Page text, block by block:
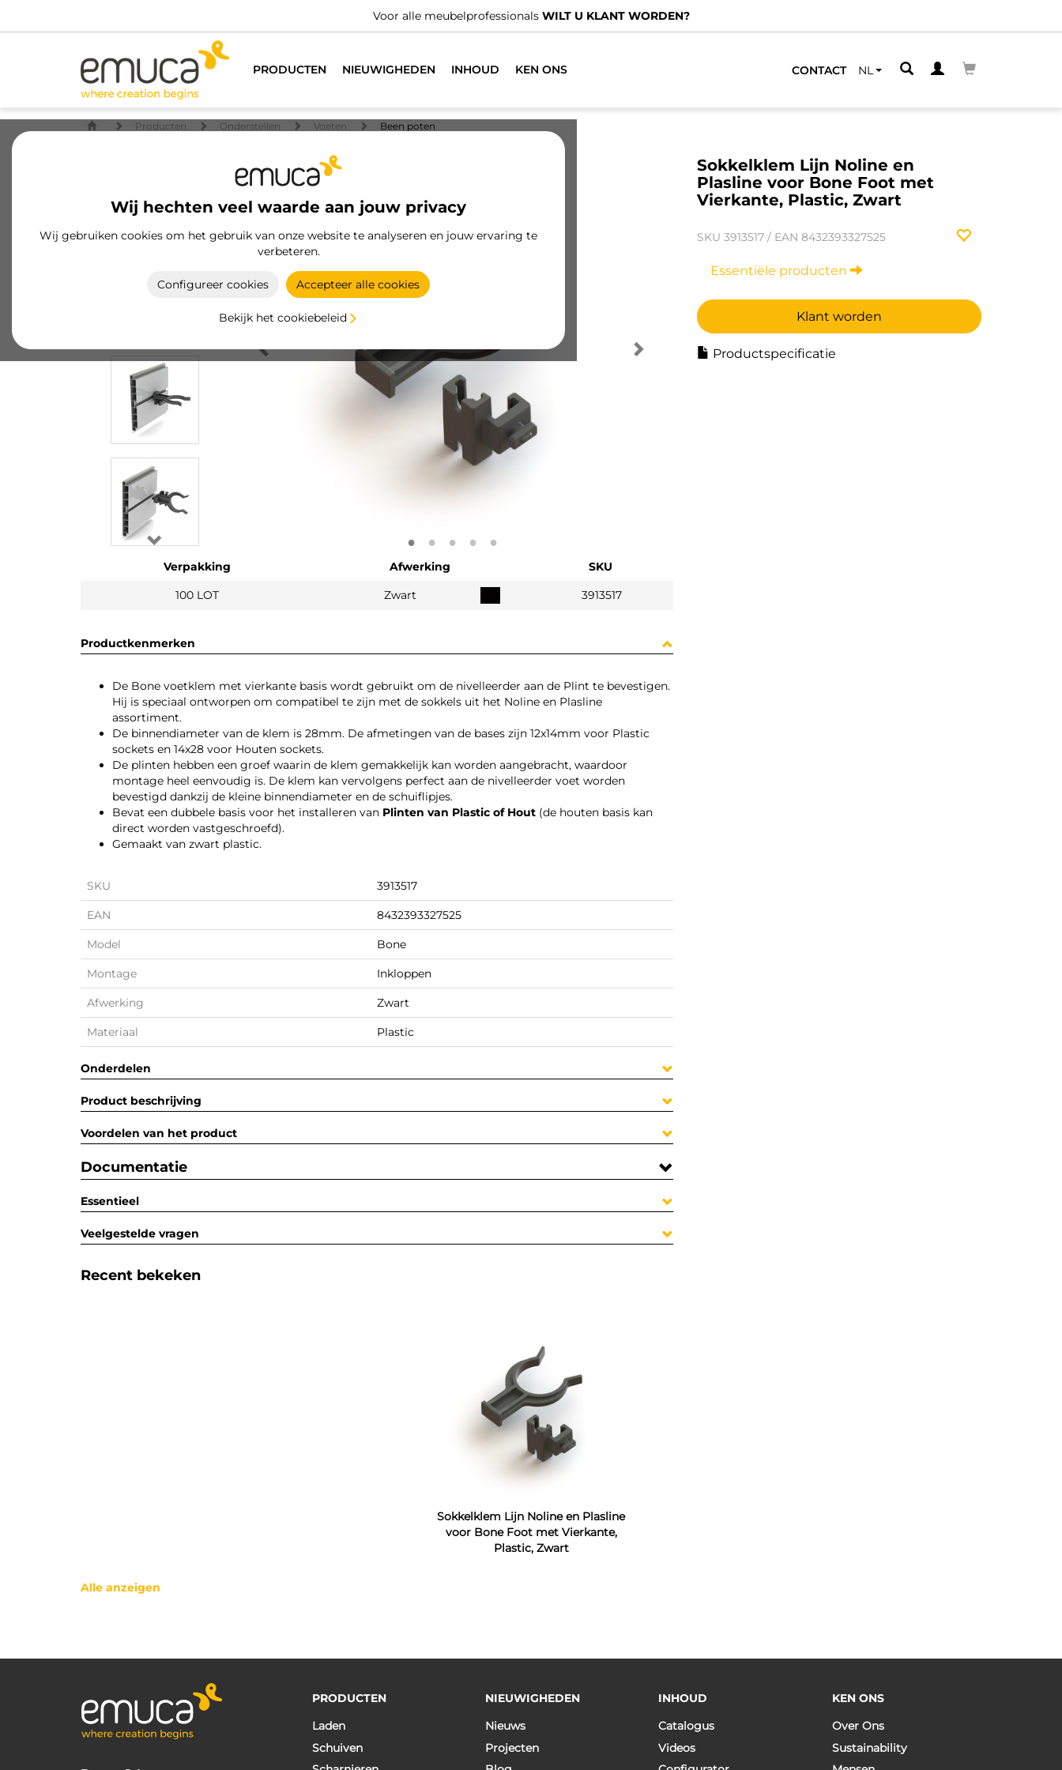
Voor alle meubelprofessionals WILT U KLANT WORDEN?
PRODUCTEN NIEUWIGHEDEN INHOUD KEN ONS CONTACT NL
Wij hechten veel waarde aan jouw privacy
Wij gebruiken cookies om het gebruik van onze website te analyseren en jouw ervaring te
verbeteren.
Configureer cookies Accepteer alle cookies
Bekijk het cookiebeleid
Producten Onderstellen Voeten Been poten
Sokkelklem Lijn Noline en
Plasline voor Bone Foot met
Vierkante, Plastic, Zwart
SKU 3913517 / EAN 8432393327525
Essentiële producten
Klant worden
Productspecificatie
Verpakking Afwerking
SKU
100 LOT
Zwart 3913517
Productkenmerken
De Bone voetklem met vierkante basis wordt gebruikt om de nivelleerder aan de Plint te bevestigen.
Hij is speciaal ontworpen om compatibel te zijn met de sokkels uit het Noline en Plasline
assortiment.
De binnendiameter van de klem is 28mm. De afmetingen van de bases zijn 12x14mm voor Plastic
sockets en 14x28 voor Houten sockets.
De plinten hebben een groef waarin de klem gemakkelijk kan worden aangebracht, waardoor
montage heel eenvoudig is. De klem kan vervolgens perfect aan de nivelleerder voet worden
bevestigd dankzij de kleine binnendiameter en de schuiflipjes.
Bevat een dubbele basis voor het installeren van Plinten van Plastic of Hout (de houten basis kan
direct worden vastgeschroefd).
Gemaakt van zwart plastic.
SKU 3913517
EAN 8432393327525
Model Bone
Montage Inkloppen
Afwerking Zwart
Materiaal Plastic
Onderdelen
Product beschrijving
Voordelen van het product
Documentatie
Essentieel
Veelgestelde vragen
Recent bekeken
Sokkelklem Lijn Noline en Plasline
voor Bone Foot met Vierkante,
Plastic, Zwart
Alle anzeigen
PRODUCTEN
Laden
Schuiven
NIEUWIGHEDEN
Nieuws
Projecten
INHOUD
Catalogus
Videos
KEN ONS
Over Ons
Sustainability